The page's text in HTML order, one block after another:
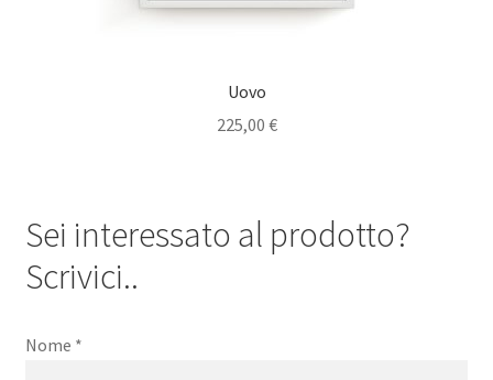
Uovo
225,00 €
Sei interessato al prodotto?
Scrivici..
Nome *